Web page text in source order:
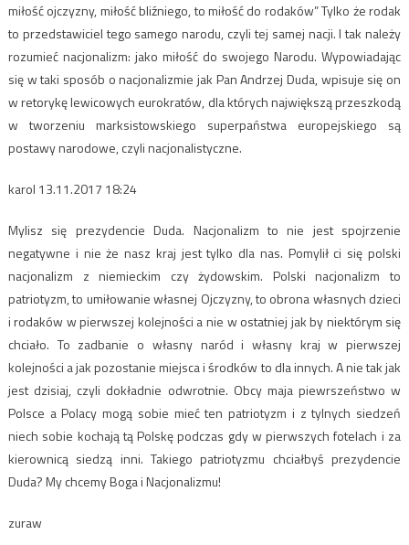
miłość ojczyzny, miłość bliźniego, to miłość do rodaków” Tylko że rodak
to przedstawiciel tego samego narodu, czyli tej samej nacji. I tak należy
rozumieć nacjonalizm: jako miłość do swojego Narodu. Wypowiadając
się w taki sposób o nacjonalizmie jak Pan Andrzej Duda, wpisuje się on
w retorykę lewicowych eurokratów, dla których największą przeszkodą
w tworzeniu marksistowskiego superpaństwa europejskiego są
postawy narodowe, czyli nacjonalistyczne.
karol 13.11.2017 18:24
Mylisz się prezydencie Duda. Nacjonalizm to nie jest spojrzenie
negatywne i nie że nasz kraj jest tylko dla nas. Pomylił ci się polski
nacjonalizm z niemieckim czy żydowskim. Polski nacjonalizm to
patriotyzm, to umiłowanie własnej Ojczyzny, to obrona własnych dzieci
i rodaków w pierwszej kolejności a nie w ostatniej jak by niektórym się
chciało. To zadbanie o własny naród i własny kraj w pierwszej
kolejności a jak pozostanie miejsca i środków to dla innych. A nie tak jak
jest dzisiaj, czyli dokładnie odwrotnie. Obcy maja piewrszeństwo w
Polsce a Polacy mogą sobie mieć ten patriotyzm i z tylnych siedzeń
niech sobie kochają tą Polskę podczas gdy w pierwszych fotelach i za
kierownicą siedzą inni. Takiego patriotyzmu chciałbyś prezydencie
Duda? My chcemy Boga i Nacjonalizmu!
zuraw